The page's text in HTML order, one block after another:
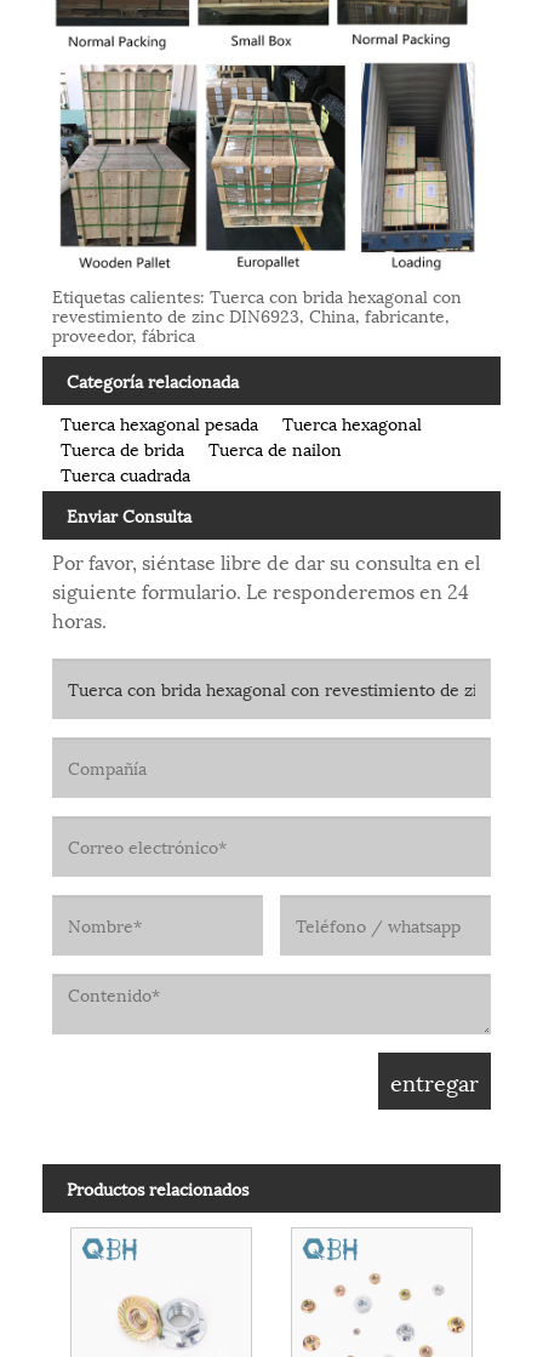
Etiquetas calientes: Tuerca con brida hexagonal con
revestimiento de zinc DIN6923, China, fabricante,
proveedor, fábrica
Categoría relacionada
Tuerca hexagonal pesada
Tuerca hexagonal
Tuerca de brida
Tuerca de nailon
Tuerca cuadrada
Enviar Consulta
Por favor, siéntase libre de dar su consulta en el
siguiente formulario. Le responderemos en 24
horas.
Productos relacionados